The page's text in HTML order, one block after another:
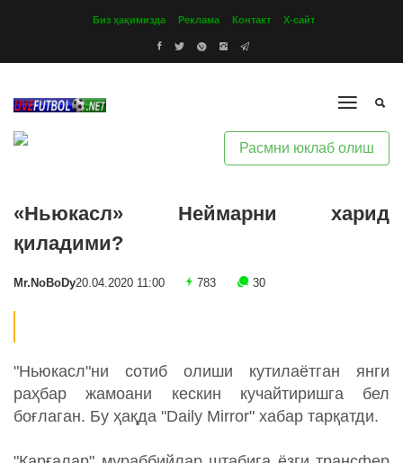
Биз ҳақимизда Реклама Контакт Х-сайт
Расмни юклаб олиш
«Ньюкасл» Неймарни харид
қиладими?
Mr.NoBoDy20.04.2020 11:00 783 30
"Ньюкасл"ни сотиб олиши кутилаётган янги
раҳбар жамоани кескин кучайтиришга бел
боғлаган. Бу ҳақда "Daily Mirror" хабар тарқатди.